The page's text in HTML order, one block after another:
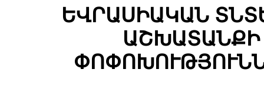
ԵՎՐԱՍԻԱԿԱՆ
ԱՇԽԱՏԱՆՔԻ